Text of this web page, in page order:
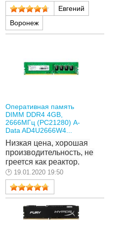
Евгений
Воронеж
Оперативная память
DIMM DDR4 4GB,
2666МГц (PC21280) A-
Data AD4U2666W4...
Низкая цена, хорошая
производительность, не
греется как реактор.
19.01.2020 19:50